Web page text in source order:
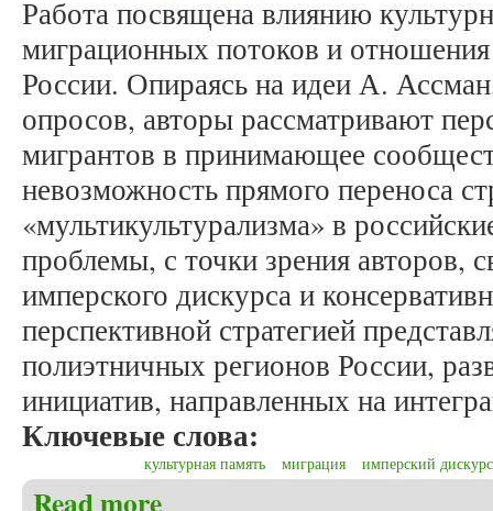
Работа посвящена влиянию
миграционных потоков и
России. Опираясь на идеи А.
опросов, авторы рассматривают
мигрантов в принимающее
невозможность прямого переноса
«мультикультурализма» в
проблемы, с точки зрения авторов,
имперского дискурса и
перспективной стратегией
полиэтничных регионов России,
инициатив, направленных на
Ключевые слова:
культурная память миграция имперский дискурс
Read more